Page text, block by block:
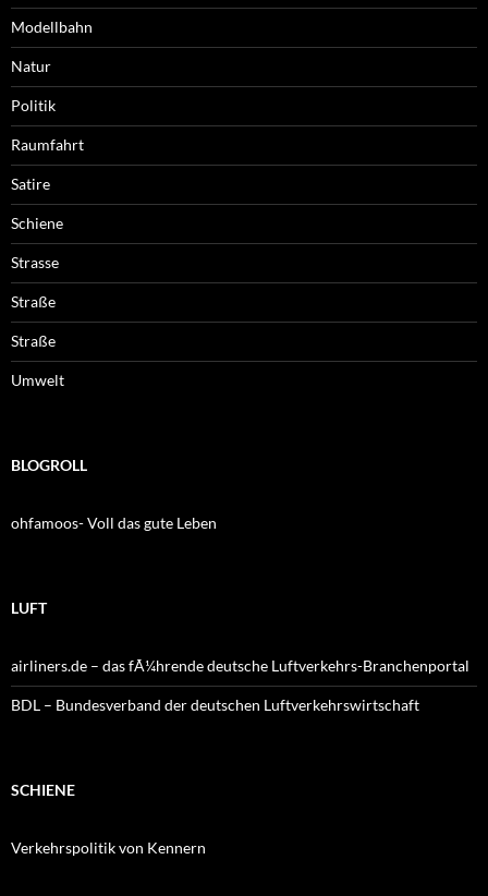
Modellbahn
Natur
Politik
Raumfahrt
Satire
Schiene
Strasse
Straße
Straße
Umwelt
BLOGROLL
ohfamoos- Voll das gute Leben
LUFT
airliners.de – das fÃ¼hrende deutsche Luftverkehrs-Branchenportal
BDL – Bundesverband der deutschen Luftverkehrswirtschaft
SCHIENE
Verkehrspolitik von Kennern